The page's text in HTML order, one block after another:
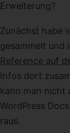
Erweiterung?
Zunächst habe
gesammelt und
Reference auf
Infos dort
kann man nicht
WordPress
raus.